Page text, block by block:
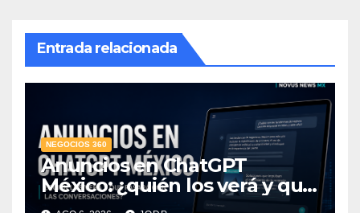
Entrada relacionada
NEGOCIOS 360
Anuncios en ChatGPT
México: ¿quién los verá y qué
pasará con las